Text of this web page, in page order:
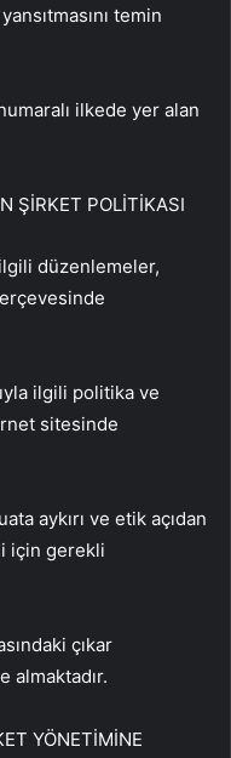
temin
ilkede yer alan
ŞİRKET POLİTİKASI
düzenlemeler,
ilgili politika ve
sitesinde
aykırı ve etik açıdan
için gerekli
çıkar
almaktadır.
YÖNETİMİNE